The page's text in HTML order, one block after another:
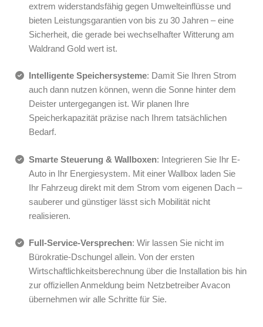
extrem widerstandsfähig gegen Umwelteinflüsse und
bieten Leistungsgarantien von bis zu 30 Jahren – eine
Sicherheit, die gerade bei wechselhafter Witterung am
Waldrand Gold wert ist.
Intelligente Speichersysteme: Damit Sie Ihren Strom
auch dann nutzen können, wenn die Sonne hinter dem
Deister untergegangen ist. Wir planen Ihre
Speicherkapazität präzise nach Ihrem tatsächlichen
Bedarf.
Smarte Steuerung & Wallboxen: Integrieren Sie Ihr E-
Auto in Ihr Energiesystem. Mit einer Wallbox laden Sie
Ihr Fahrzeug direkt mit dem Strom vom eigenen Dach –
sauberer und günstiger lässt sich Mobilität nicht
realisieren.
Full-Service-Versprechen: Wir lassen Sie nicht im
Bürokratie-Dschungel allein. Von der ersten
Wirtschaftlichkeitsberechnung über die Installation bis hin
zur offiziellen Anmeldung beim Netzbetreiber Avacon
übernehmen wir alle Schritte für Sie.